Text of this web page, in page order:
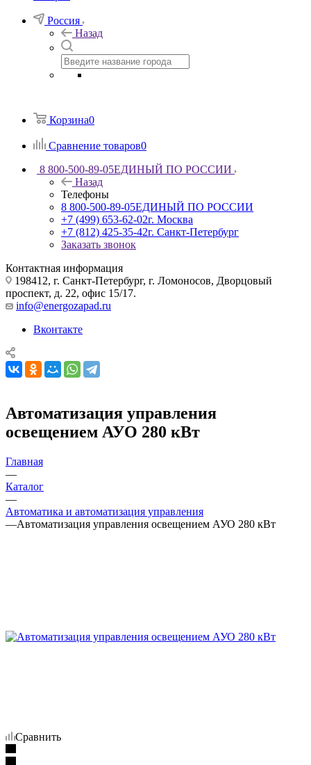
Россия
Назад
Корзина0
Сравнение товаров0
8 800-500-89-05ЕДИНЫЙ ПО РОССИИ
Назад
Телефоны
8 800-500-89-05ЕДИНЫЙ ПО РОССИИ
+7 (499) 653-62-02г. Москва
+7 (812) 425-35-42г. Санкт-Петербург
Заказать звонок
Контактная информация
198412, г. Санкт-Петербург, г. Ломоносов, Дворцовый
проспект, д. 22, офис 15/17.
info@energozapad.ru
Вконтакте
Автоматизация управления
освещением АУО 280 кВт
Главная
—
Каталог
—
Автоматика и автоматизация управления
—Автоматизация управления освещением АУО 280 кВт
Сравнить